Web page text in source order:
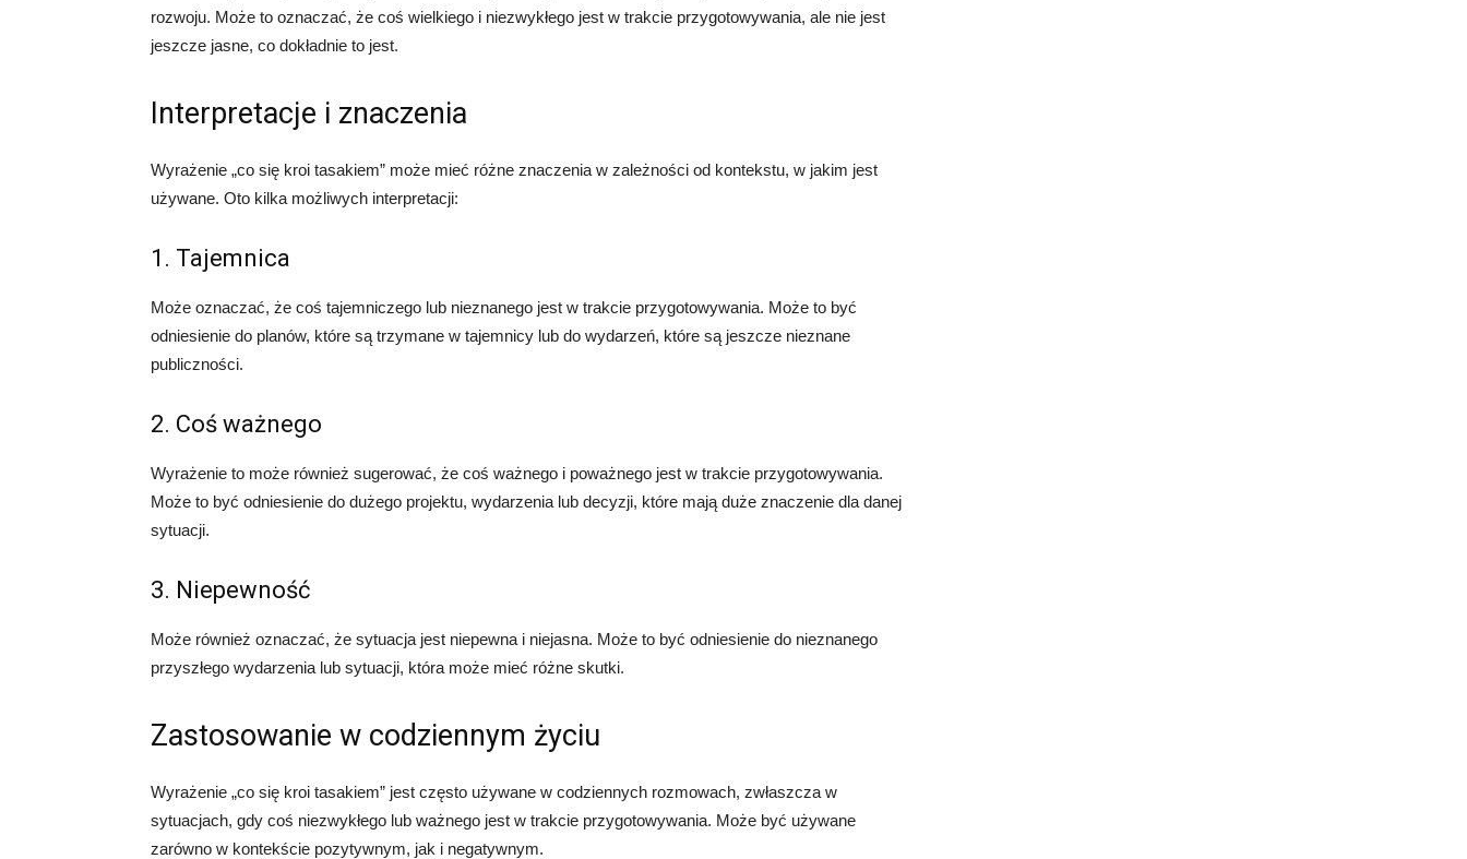
rozwoju. Może to oznaczać, że coś wielkiego i niezwykłego jest w trakcie przygotowywania, ale nie jest
jeszcze jasne, co dokładnie to jest.
Interpretacje i znaczenia
Wyrażenie „co się kroi tasakiem” może mieć różne znaczenia w zależności od kontekstu, w jakim jest
używane. Oto kilka możliwych interpretacji:
1. Tajemnica
Może oznaczać, że coś tajemniczego lub nieznanego jest w trakcie przygotowywania. Może to być
odniesienie do planów, które są trzymane w tajemnicy lub do wydarzeń, które są jeszcze nieznane
publiczności.
2. Coś ważnego
Wyrażenie to może również sugerować, że coś ważnego i poważnego jest w trakcie przygotowywania.
Może to być odniesienie do dużego projektu, wydarzenia lub decyzji, które mają duże znaczenie dla danej
sytuacji.
3. Niepewność
Może również oznaczać, że sytuacja jest niepewna i niejasna. Może to być odniesienie do nieznanego
przyszłego wydarzenia lub sytuacji, która może mieć różne skutki.
Zastosowanie w codziennym życiu
Wyrażenie „co się kroi tasakiem” jest często używane w codziennych rozmowach, zwłaszcza w
sytuacjach, gdy coś niezwykłego lub ważnego jest w trakcie przygotowywania. Może być używane
zarówno w kontekście pozytywnym, jak i negatywnym.